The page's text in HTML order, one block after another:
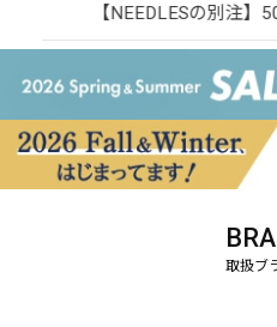
【NEEDLESの別注】